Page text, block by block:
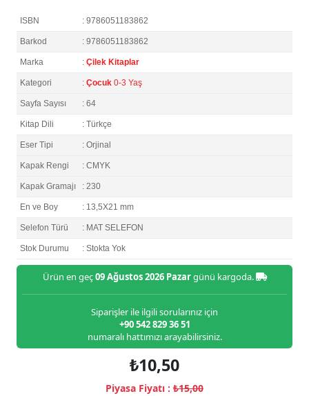
ISBN : 9786051183862
Barkod : 9786051183862
Marka : Çilek Kitaplar
Kategori : Çocuk 0-3 Yaş
Sayfa Sayısı : 64
Kitap Dili : Türkçe
Eser Tipi : Orjinal
Kapak Rengi : CMYK
Kapak Gramajı : 230
En ve Boy : 13,5X21 mm
Selefon Türü : MAT SELEFON
Stok Durumu : Stokta Yok
Ürün en geç09 Ağustos 2026 Pazargünü kargoda.
Siparişler ile ilgili sorularınız için
+90 542 829 36 51
numaralı hattımızı arayabilirsiniz.
₺10,50
Piyasa Fiyatı : ₺15,00